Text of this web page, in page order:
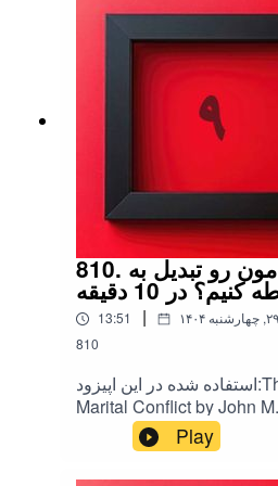
810. چطور دعواهامون رو تبدیل به
در 10 دقیقه
13:51 |
810
استفاده شده در این اپیزود:The Role of Affect in
Marital Conflict by John
Levenson, 1992A
Failure of Marital Conflict
Gottman, 1994
Play